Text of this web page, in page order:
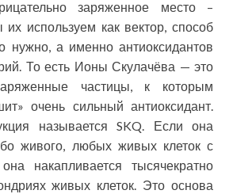
заряженное место –
используем как вектор, способ
нужно, а именно антиоксидантов
То есть Ионы Скулачёва — это
частицы, к которым
очень сильный антиоксидант.
называется SKQ. Если она
живого, любых живых клеток с
накапливается тысячекратно
живых клеток. Это основа